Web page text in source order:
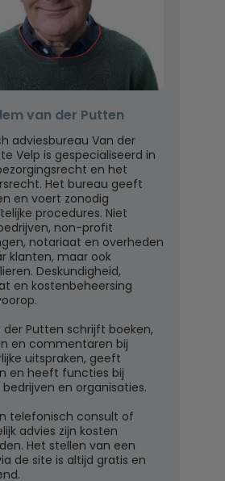
van der Putten
adviesbureau Van der
Velp is gespecialiseerd in
en het
Het bureau geeft
en voert zonodig
procedures. Niet
non-profit
notariaat en overheden
klanten, maar ook
Deskundigheid,
en kostenbeheersing
der Putten schrijft boeken,
en commentaren bij
uitspraken, geeft
en heeft functies bij
bedrijven en organisaties.
telefonisch consult of
advies zijn kosten
Het stellen van een
de site is altijd gratis en